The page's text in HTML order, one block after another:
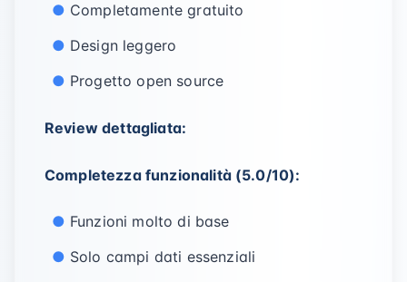
Completamente gratuito
Design leggero
Progetto open source
Review dettagliata:
Completezza funzionalità (5.0/10):
Funzioni molto di base
Solo campi dati essenziali